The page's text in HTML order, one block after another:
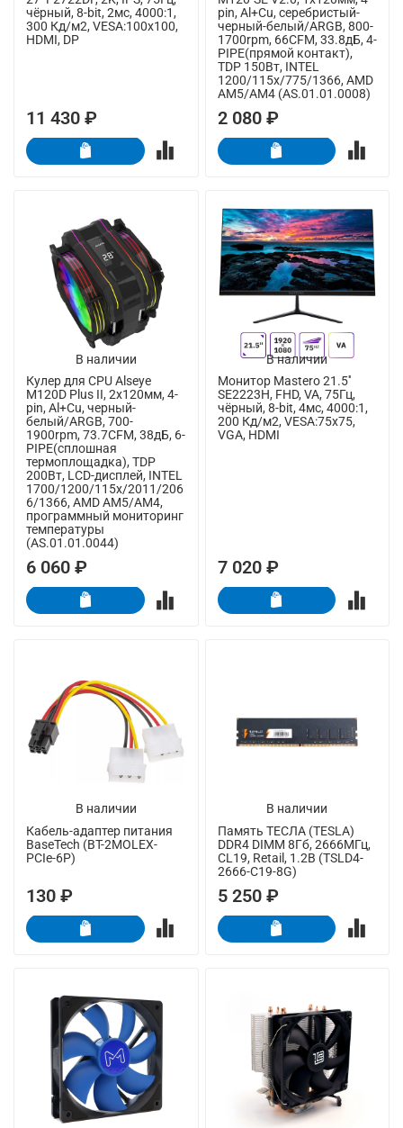
чёрный, 8-bit, 2мс, 4000:1,
300 Кд/м2, VESA:100x100,
HDMI, DP
11 430 ₽
pin, Al+Cu, серебристый-
черный-белый/ARGB, 800-
1700rpm, 66CFM, 33.8дБ, 4-
PIPE(прямой контакт),
TDP 150Вт, INTEL
1200/115x/775/1366, AMD
AM5/AM4 (AS.01.01.0008)
2 080 ₽
В наличии
Кулер для CPU Alseye
M120D Plus II, 2х120мм, 4-
pin, Al+Cu, черный-
белый/ARGB, 700-
1900rpm, 73.7CFM, 38дБ, 6-
PIPE(сплошная
термоплощадка), TDP
200Вт, LCD-дисплей, INTEL
1700/1200/115x/2011/206
6/1366, AMD AM5/AM4,
программный мониторинг
температуры
(AS.01.01.0044)
6 060 ₽
В наличии
Монитор Mastero 21.5''
SE2223H, FHD, VA, 75Гц,
чёрный, 8-bit, 4мс, 4000:1,
200 Кд/м2, VESA:75x75,
VGA, HDMI
7 020 ₽
В наличии
Кабель-адаптер питания
BaseTech (BT-2MOLEX-
PCIe-6P)
130 ₽
В наличии
Память ТЕСЛА (TESLA)
DDR4 DIMM 8Гб, 2666МГц,
CL19, Retail, 1.2В (TSLD4-
2666-C19-8G)
5 250 ₽